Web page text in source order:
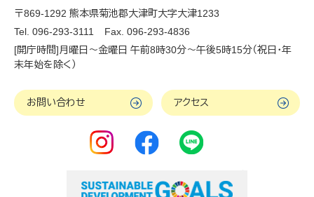
〒869-1292 熊本県菊池郡大津町大字大津1233
Tel. 096-293-3111
Fax. 096-293-4836
[開庁時間]月曜日～金曜日 午前8時30分～午後5時15分（祝日・年
末年始を除く）
お問い合わせ アクセス